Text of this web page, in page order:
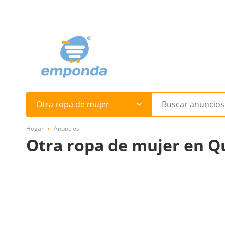
Otra ropa de mujer
Hogar Anuncios
Otra ropa de mujer en